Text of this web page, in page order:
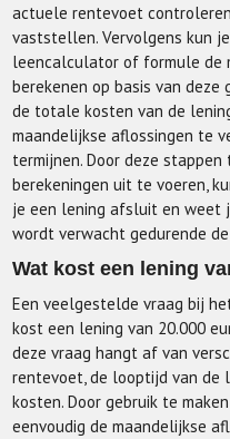
actuele rentevoet
vaststellen. Vervolgens kun
leencalculator of formule de
berekenen op basis van deze
de totale kosten van de
maandelijkse aflossingen te
termijnen. Door deze
berekeningen uit te voeren,
je een lening afsluit en weet
wordt verwacht gedurende
Wat kost een lening
Een veelgestelde vraag bij
kost een lening van 20.000
deze vraag hangt af van
rentevoet, de looptijd van de
kosten. Door gebruik te
eenvoudig de maandelijkse